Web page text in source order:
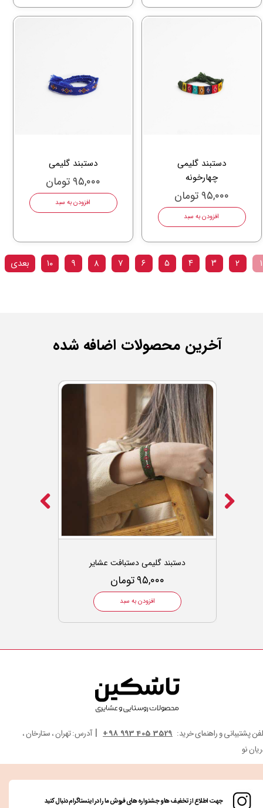
دستبند گلیمی
چهارخونه
۹۵,۰۰۰ تومان
افزودن به سبد
دستبند گلیمی
۹۵,۰۰۰ تومان
افزودن به سبد
۱ ۲ ۳ ۴ ۵ ۶ ۷ ۸ ۹ ۱۰ بعدی
دستبند گلیمی دستبافت عشایر
۹۵,۰۰۰ تومان
افزودن به سبد
آخرین محصولات اضافه شده
جهت اطلاع از تخفیف ها و جشنواره های فروش ما را در اینستاگرام دنبال کنید
پشتیبانی و راهنمای خرید: 3529 405 993 98+
| آدرس: تهران ، ستارخان ،
نو